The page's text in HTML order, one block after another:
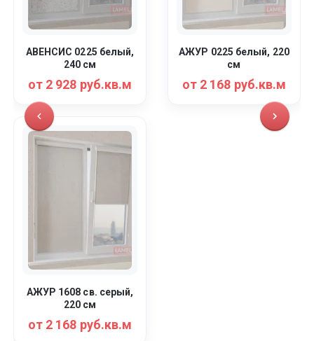
АВЕНСИС 0225 белый,
240 см
от 2 928 руб.кв.м
АЖУР 0225 белый, 220
см
от 2 168 руб.кв.м
АЖУР 1608 св. серый,
220 см
от 2 168 руб.кв.м